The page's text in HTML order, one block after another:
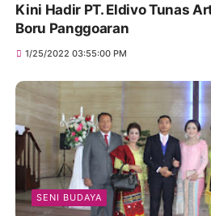
Kini Hadir PT. Eldivo Tunas
Boru Panggoaran
1/25/2022 03:55:00 PM
SENI BUDAYA